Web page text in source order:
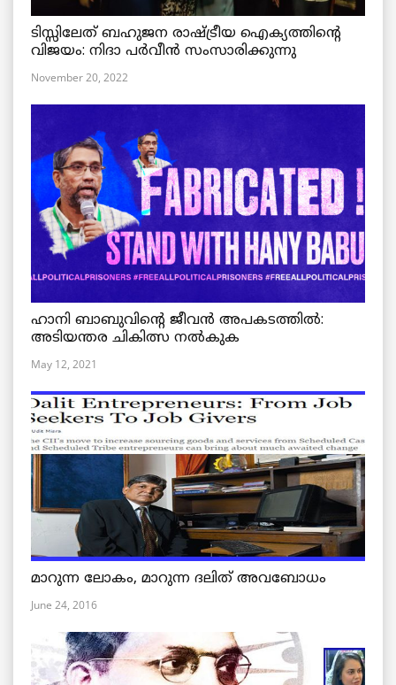
ടിസ്സിലേത് ബഹുജന രാഷ്ട്രീയ ഐക്യത്തിന്റെ
വിജയം: നിദാ പർവീൻ സംസാരിക്കുന്നു
November 20, 2022
ഹാനി ബാബുവിന്റെ ജീവൻ അപകടത്തിൽ:
അടിയന്തര ചികിത്സ നൽകുക
May 12, 2021
മാറുന്ന ലോകം, മാറുന്ന ദലിത് അവബോധം
June 24, 2016